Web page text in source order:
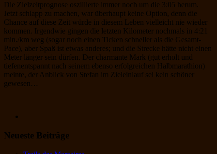
Die Zielzeitprognose oszillierte immer noch um die 3:05 herum.
Jetzt schlapp zu machen, war überhaupt keine Option, denn die
Chance auf diese Zeit würde in diesem Leben vielleicht nie wieder
kommen. Irgendwie gingen die letzten Kilometer nochmals in 4:21
min./km weg (sogar noch einen Ticken schneller als die Gesamt-
Pace), aber Spaß ist etwas anderes; und die Strecke hätte nicht einen
Meter länger sein dürfen. Der charmante Mark (gut erholt und
tiefenentspannt nach seinem ebenso erfolgreichen Halbmarathion)
meinte, der Anblick von Stefan im Zieleinlauf sei kein schöner
gewesen…
Neueste Beiträge